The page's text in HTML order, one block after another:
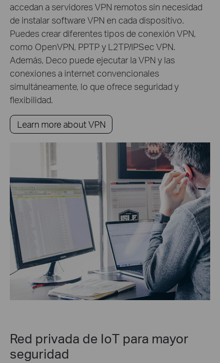
accedan a servidores VPN remotos sin necesidad
de instalar software VPN en cada dispositivo.
Puedes crear diferentes tipos de conexión VPN,
como OpenVPN, PPTP y L2TP/IPSec VPN.
Además, Deco puede ejecutar la VPN y las
conexiones a internet convencionales
simultáneamente, lo que ofrece seguridad y
flexibilidad.
Learn more about VPN
Red privada de IoT para mayor
seguridad